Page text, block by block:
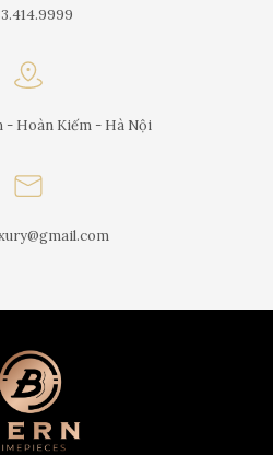
- Hoàn Kiếm - Hà Nội